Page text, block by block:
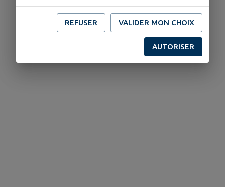
REFUSER VALIDER MON CHOIX
AUTORISER